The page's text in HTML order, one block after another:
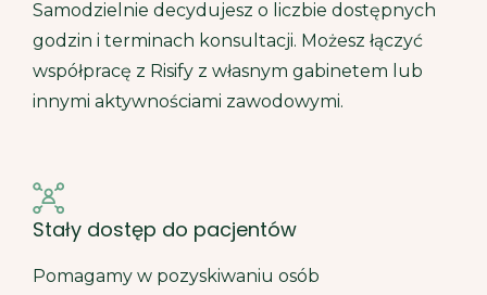
Samodzielnie decydujesz o liczbie dostępnych
godzin i terminach konsultacji. Możesz łączyć
współpracę z Risify z własnym gabinetem lub
innymi aktywnościami zawodowymi.
Stały dostęp do pacjentów
Pomagamy w pozyskiwaniu osób